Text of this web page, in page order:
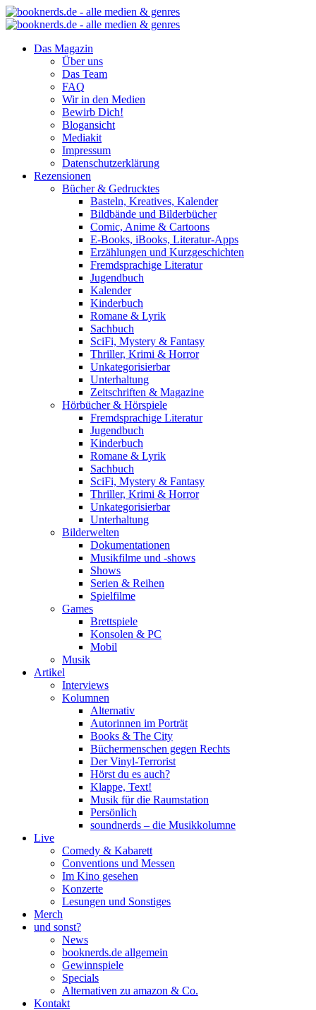
Das Magazin
Über uns
Das Team
FAQ
Wir in den Medien
Bewirb Dich!
Blogansicht
Mediakit
Impressum
Datenschutzerklärung
Rezensionen
Bücher & Gedrucktes
Basteln, Kreatives, Kalender
Bildbände und Bilderbücher
Comic, Anime & Cartoons
E-Books, iBooks, Literatur-Apps
Erzählungen und Kurzgeschichten
Fremdsprachige Literatur
Jugendbuch
Kalender
Kinderbuch
Romane & Lyrik
Sachbuch
SciFi, Mystery & Fantasy
Thriller, Krimi & Horror
Unkategorisierbar
Unterhaltung
Zeitschriften & Magazine
Hörbücher & Hörspiele
Fremdsprachige Literatur
Jugendbuch
Kinderbuch
Romane & Lyrik
Sachbuch
SciFi, Mystery & Fantasy
Thriller, Krimi & Horror
Unkategorisierbar
Unterhaltung
Bilderwelten
Dokumentationen
Musikfilme und -shows
Shows
Serien & Reihen
Spielfilme
Games
Brettspiele
Konsolen & PC
Mobil
Musik
Artikel
Interviews
Kolumnen
Alternativ
Autorinnen im Porträt
Books & The City
Büchermenschen gegen Rechts
Der Vinyl-Terrorist
Hörst du es auch?
Klappe, Text!
Musik für die Raumstation
Persönlich
soundnerds – die Musikkolumne
Live
Comedy & Kabarett
Conventions und Messen
Im Kino gesehen
Konzerte
Lesungen und Sonstiges
Merch
und sonst?
News
booknerds.de allgemein
Gewinnspiele
Specials
Alternativen zu amazon & Co.
Kontakt